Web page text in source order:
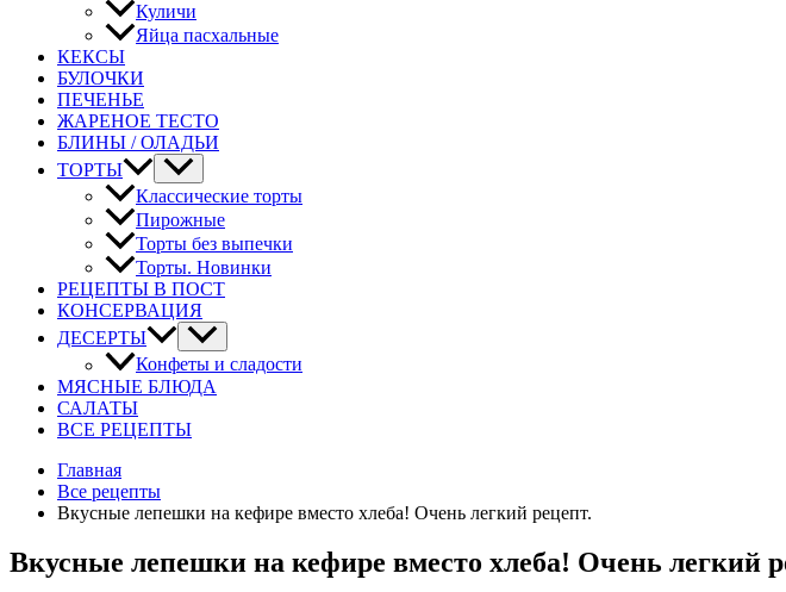
Куличи
Яйца пасхальные
КЕКСЫ
БУЛОЧКИ
ПЕЧЕНЬЕ
ЖАРЕНОЕ ТЕСТО
БЛИНЫ / ОЛАДЬИ
ТОРТЫ
Классические торты
Пирожные
Торты без выпечки
Торты. Новинки
РЕЦЕПТЫ В ПОСТ
КОНСЕРВАЦИЯ
ДЕСЕРТЫ
Конфеты и сладости
МЯСНЫЕ БЛЮДА
САЛАТЫ
ВСЕ РЕЦЕПТЫ
Главная
Все рецепты
Вкусные лепешки на кефире вместо хлеба! Очень легкий рецепт.
Вкусные лепешки на кефире вместо хлеба! Очень легкий